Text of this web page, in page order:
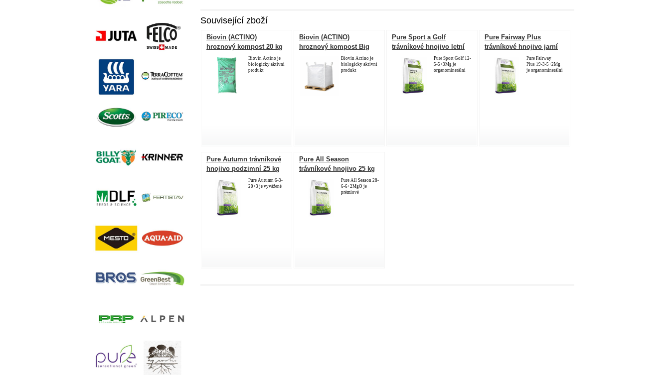
Související zboží
Biovin (ACTINO)
hroznový kompost 20 kg
Biovin Actino je
biologicky aktivní
produkt
Biovin (ACTINO)
hroznový kompost Big
Biovin Actino je
biologicky aktivní
produkt
Pure Sport a Golf
trávníkové hnojivo letní
25 kg
Pure Sport Golf 12-
5-5+3Mg je
organominerální
Pure Fairway Plus
trávníkové hnojivo jarní
25 kg
Pure Fairway
Plus 19-3-5+2Mg
je organominerální
Pure Autumn trávníkové
hnojivo podzimní 25 kg
Pure Autumn 6-3-
20+3 je vyvážené
Pure All Season
trávníkové hnojivo 25 kg
Pure All Season 28-
6-6+2MgO je
prémiové